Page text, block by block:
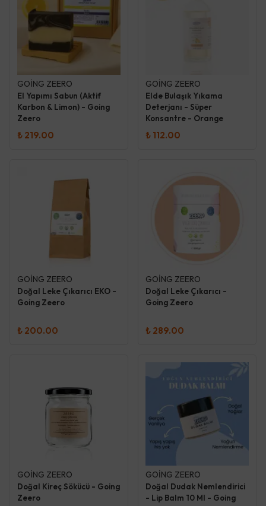
GOİNG ZEERO
El Yapımı Sabun (Aktif
Karbon & Limon) - Going
Zeero
₺ 219.00
GOİNG ZEERO
Elde Bulaşık Yıkama
Deterjanı - Süper
Konsantre - Orange
₺ 112.00
GOİNG ZEERO
Doğal Leke Çıkarıcı EKO -
Going Zeero
₺ 200.00
GOİNG ZEERO
Doğal Leke Çıkarıcı -
Going Zeero
₺ 289.00
GOİNG ZEERO
Doğal Kireç Sökücü - Going
Zeero
GOİNG ZEERO
Doğal Dudak Nemlendirici
- Lip Balm 10 Ml - Going